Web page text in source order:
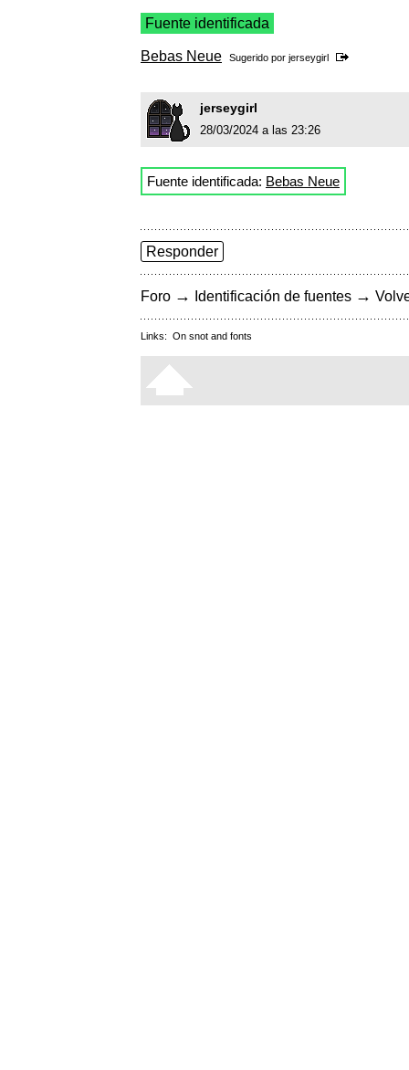
Fuente identificada
Bebas Neue Sugerido por jerseygirl
jerseygirl
28/03/2024 a las 23:26
Fuente identificada: Bebas Neue
Responder
Foro → Identificación de fuentes →
Links: On snot and fonts